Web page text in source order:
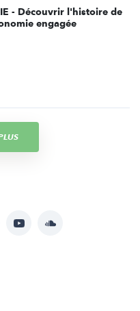
- Découvrir l'histoire de
engagée
YouTubeSoundcloud